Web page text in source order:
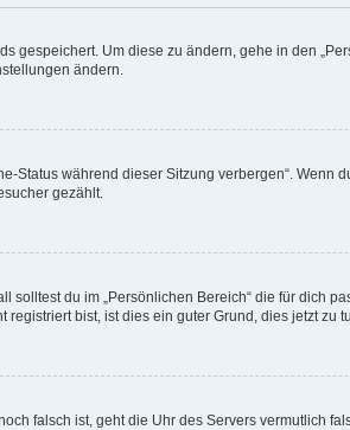
Um diese zu ändern, gehe in den
ändern.
Status während dieser Sitzung verbergen“. Wenn
gezählt.
du im „Persönlichen Bereich“ die für dich
bist, ist dies ein guter Grund, dies jetzt zu
falsch ist, geht die Uhr des Servers vermutlich